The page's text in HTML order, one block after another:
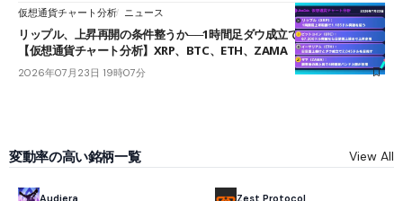
仮想通貨チャート分析 ニュース
リップル、上昇再開の条件整うか──1時間足ダウ成立で1.185ドルを狙う
【仮想通貨チャート分析】XRP、BTC、ETH、ZAMA
2026年07月23日 19時07分
変動率の高い銘柄一覧 View All
Audiera Zest Protocol